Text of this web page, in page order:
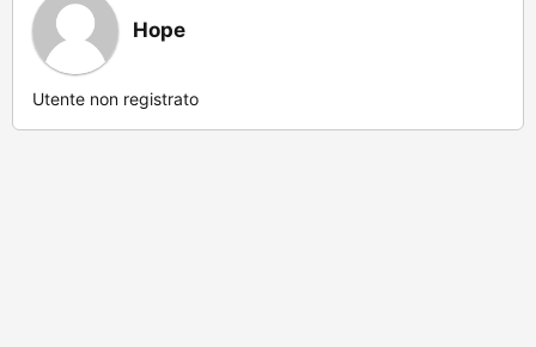
Hope
Utente non registrato